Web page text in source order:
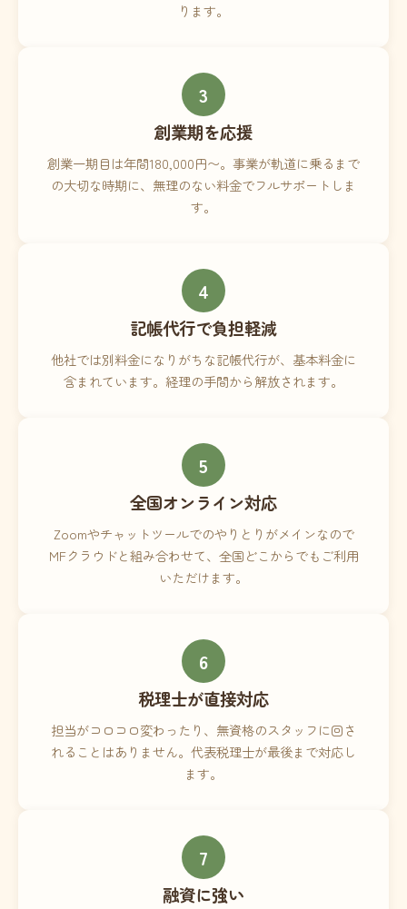
ります。
3
創業期を応援
創業一期目は年間180,000円〜。事業が軌道に乗るまで
の大切な時期に、無理のない料金でフルサポートしま
す。
4
記帳代行で負担軽減
他社では別料金になりがちな記帳代行が、基本料金に
含まれています。経理の手間から解放されます。
5
全国オンライン対応
Zoomやチャットツールでのやりとりがメインなので
MFクラウドと組み合わせて、全国どこからでもご利用
いただけます。
6
税理士が直接対応
担当がコロコロ変わったり、無資格のスタッフに回さ
れることはありません。代表税理士が最後まで対応し
ます。
7
融資に強い